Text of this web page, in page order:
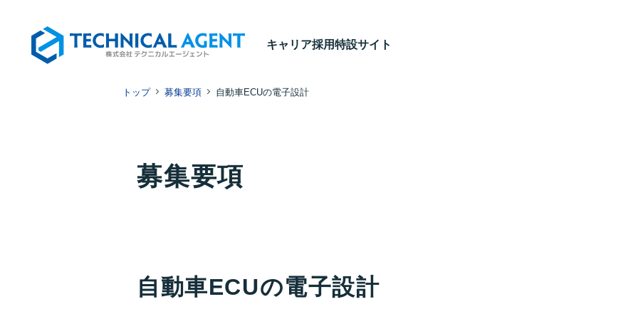
キャリア採用特設サイト
キャリア採用特設サイト
私たちの文化 -座談会-
Environment
トップ 募集要項 自動車ECUの電子設計
募集要項
自動車ECUの電子設計